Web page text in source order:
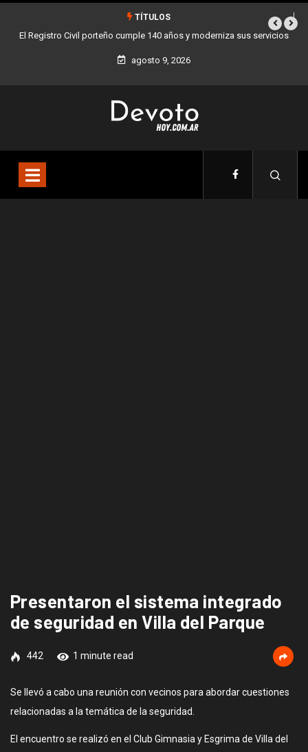
TÍTULOS
El Registro Civil porteño cumple 140 años y moderniza sus servicios
agosto 9, 2026
Presentaron el sistema integrado
de seguridad en Villa del Parque
442 1 minute read
Se llevó a cabo una reunión con vecinos para abordar cuestiones
relacionadas a la temática de la seguridad.
El encuentro se realizó en el Club Gimnasia y Esgrima de Villa del